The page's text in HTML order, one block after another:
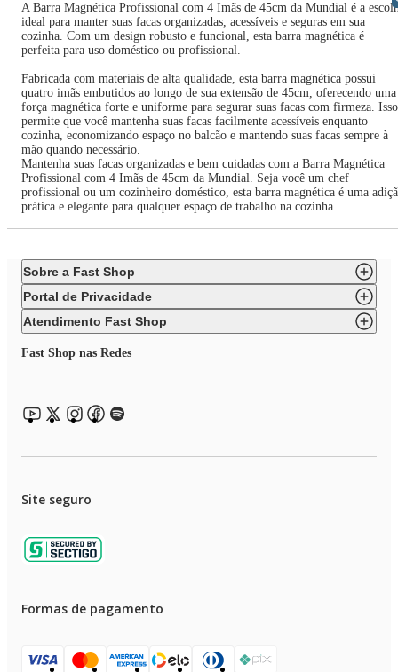
A Barra Magnética Profissional com 4 Imãs de 45cm da Mundial é a
ideal para manter suas facas organizadas, acessíveis e seguras em sua
cozinha. Com um design robusto e funcional, esta barra magnética é
perfeita para uso doméstico ou profissional.
Fabricada com materiais de alta qualidade, esta barra magnética possui
quatro imãs embutidos ao longo de sua extensão de 45cm, oferecendo uma
força magnética forte e uniforme para segurar suas facas com firmeza. Isso
permite que você mantenha suas facas facilmente acessíveis enquanto
cozinha, economizando espaço no balcão e mantendo suas facas sempre à
mão quando necessário.
Mantenha suas facas organizadas e bem cuidadas com a Barra Magnética
Profissional com 4 Imãs de 45cm da Mundial. Seja você um chef
profissional ou um cozinheiro doméstico, esta barra magnética é uma
prática e elegante para qualquer espaço de trabalho na cozinha.
Sobre a Fast Shop
Portal de Privacidade
Atendimento Fast Shop
Fast Shop nas Redes
Site seguro
Formas de pagamento